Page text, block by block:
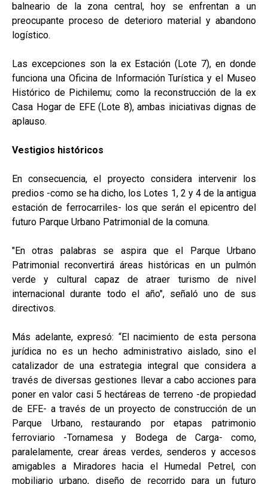
balneario de la zona central, hoy se enfrentan a un
preocupante proceso de deterioro material y abandono
logístico.
Las excepciones son la ex Estación (Lote 7), en donde
funciona una Oficina de Información Turística y el Museo
Histórico de Pichilemu; como la reconstrucción de la ex
Casa Hogar de EFE (Lote 8), ambas iniciativas dignas de
aplauso.
Vestigios históricos
En consecuencia, el proyecto considera intervenir los
predios -como se ha dicho, los Lotes 1, 2 y 4 de la antigua
estación de ferrocarriles- los que serán el epicentro del
futuro Parque Urbano Patrimonial de la comuna.
"En otras palabras se aspira que el Parque Urbano
Patrimonial reconvertirá áreas históricas en un pulmón
verde y cultural capaz de atraer turismo de nivel
internacional durante todo el año", señaló uno de sus
directivos.
Más adelante, expresó: “El nacimiento de esta persona
jurídica no es un hecho administrativo aislado, sino el
catalizador de una estrategia integral que considera a
través de diversas gestiones llevar a cabo acciones para
poner en valor casi 5 hectáreas de terreno -de propiedad
de EFE- a través de un proyecto de construcción de un
Parque Urbano, restaurando por etapas patrimonio
ferroviario -Tornamesa y Bodega de Carga- como,
paralelamente, crear áreas verdes, senderos y accesos
amigables a Miradores hacia el Humedal Petrel, con
mobiliario urbano, diseño de recorrido para un futuro